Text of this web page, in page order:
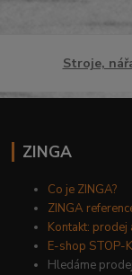
Stroje,
ZINGA
Co je ZINGA?
ZINGA
Kontakt: prodej
E-shop STOP-
Hledáme